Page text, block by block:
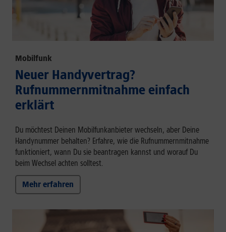
Mobilfunk
Neuer Handyvertrag?
Rufnummernmitnahme einfach
erklärt
Du möchtest Deinen Mobilfunkanbieter wechseln, aber Deine
Handynummer behalten? Erfahre, wie die Rufnummernmitnahme
funktioniert, wann Du sie beantragen kannst und worauf Du
beim Wechsel achten solltest.
Mehr erfahren